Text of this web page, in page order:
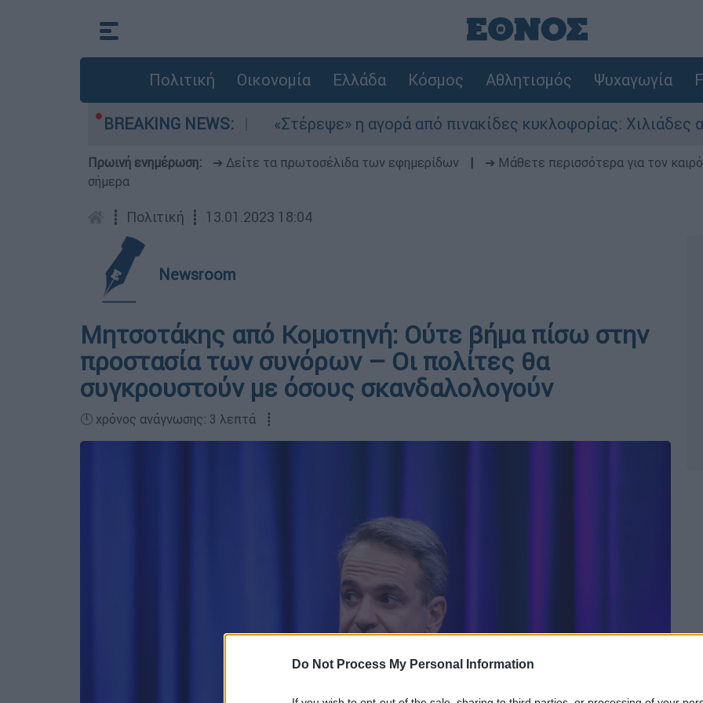
Do Not Process My Personal Information
Πολιτική Οικονομία Ελλάδα Κόσμος Αθλητισμός Ψυχαγωγία
BREAKING NEWS:
μελτέμια στο Αιγαίο «Στέρεψε» η αγορά από πινακίδες κυκλοφορίας: Χιλιάδες
Πρωινή ενημέρωση: ➔ Δείτε τα πρωτοσέλιδα των εφημερίδων ➔ Μάθετε περισσότερα για τον
σήμερα
┋ Πολιτική ┋ 13.01.2023 18:04
Newsroom
Μητσοτάκης από Κομοτηνή: Ούτε βήμα πίσω στην
προστασία των συνόρων – Οι πολίτες θα
συγκρουστούν με όσους σκανδαλολογούν
🕛 χρόνος ανάγνωσης: 3 λεπτά ┋